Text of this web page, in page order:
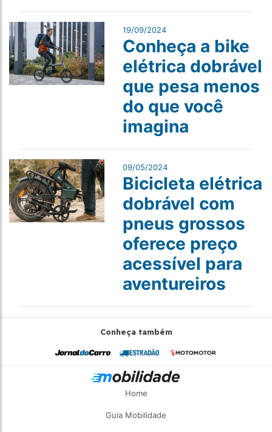
19/09/2024
Conheça a bike
elétrica dobrável
que pesa menos
do que você
imagina
09/05/2024
Bicicleta elétrica
dobrável com
pneus grossos
oferece preço
acessível para
aventureiros
Conheça também
Home
Guia Mobilidade